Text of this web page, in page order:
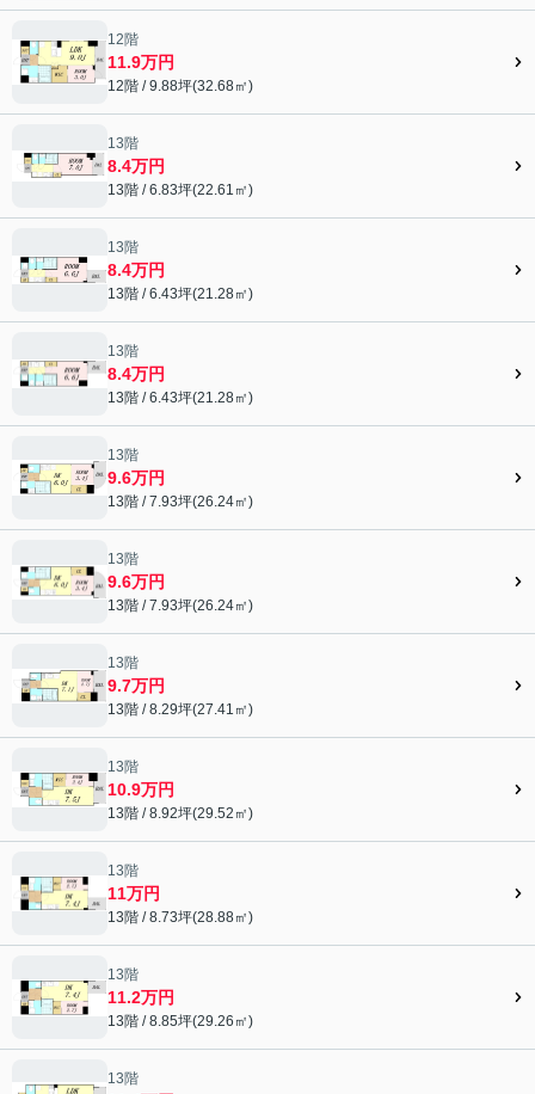
12階
11.9万円
12階 / 9.88坪(32.68㎡)
13階
8.4万円
13階 / 6.83坪(22.61㎡)
13階
8.4万円
13階 / 6.43坪(21.28㎡)
13階
8.4万円
13階 / 6.43坪(21.28㎡)
13階
9.6万円
13階 / 7.93坪(26.24㎡)
13階
9.6万円
13階 / 7.93坪(26.24㎡)
13階
9.7万円
13階 / 8.29坪(27.41㎡)
13階
10.9万円
13階 / 8.92坪(29.52㎡)
13階
11万円
13階 / 8.73坪(28.88㎡)
13階
11.2万円
13階 / 8.85坪(29.26㎡)
13階